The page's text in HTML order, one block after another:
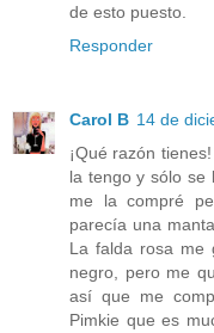
de esto puesto.
Responder
Carol B 14 de
¡Qué razón
la tengo y sólo se
me la compré
parecía una
La falda rosa me
negro, pero me
así que me
Pimkie que es